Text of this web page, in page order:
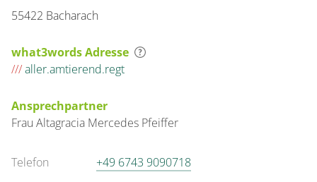
55422 Bacharach
what3words Adresse
///aller.amtierend.regt
Ansprechpartner
Frau Altagracia Mercedes Pfeiffer
Telefon
+49 6743 9090718